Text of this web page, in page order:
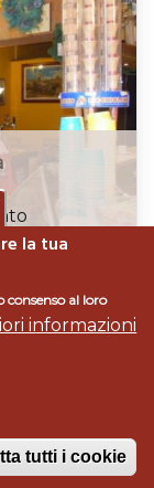
58043
00980180533
privacy
siti web
la tua
consenso al loro
informazioni
tutti i cookie